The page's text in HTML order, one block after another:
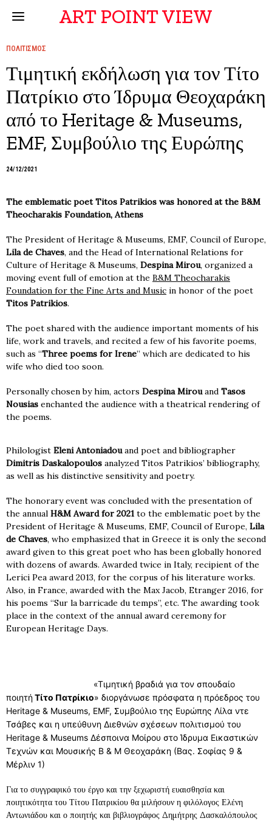
ART POINT VIEW
ΠΟΛΙΤΙΣΜΟΣ
Τιμητική εκδήλωση για τον Τίτο
Πατρίκιο στο Ίδρυμα Θεοχαράκη
από το Heritage & Museums,
EMF, Συμβούλιο της Ευρώπης
24/12/2021
The emblematic poet Titos Patrikios was honored at the B&M
Theocharakis Foundation, Athens
The President of Heritage & Museums, EMF, Council of Europe,
Lila de Chaves, and the Head of International Relations for
Culture of Heritage & Museums, Despina Mirou, organized a
moving event full of emotion at the B&M Theocharakis
Foundation for the Fine Arts and Music in honor of the poet
Titos Patrikios.
The poet shared with the audience important moments of his
life, work and travels, and recited a few of his favorite poems,
such as “Three poems for Irene” which are dedicated to his
wife who died too soon.
Personally chosen by him, actors Despina Mirouand Tasos
Nousias enchanted the audience with a theatrical rendering of
the poems.
Philologist Eleni Antoniadouand poet and bibliographer
Dimitris Daskalopoulos analyzed Titos Patrikios’ bibliography,
as well as his distinctive sensitivity and poetry.
The honorary event was concluded with the presentation of
the annual H&M Award for 2021 to the emblematic poet by the
President of Heritage & Museums, EMF, Council of Europe, Lila
de Chaves, who emphasized that in Greece it is only the second
award given to this great poet who has been globally honored
with dozens of awards. Awarded twice in Italy, recipient of the
Lerici Pea award 2013, for the corpus of his literature works.
Also, in France, awarded with the Max Jacob, Etranger 2016, for
his poems “Sur la barricade du temps”, etc. The awarding took
place in the context of the annual award ceremony for
European Heritage Days.
«Τιμητική βραδιά για τον σπουδαίο
ποιητήΤίτο Πατρίκιο» διοργάνωσε πρόσφατα η πρόεδρος του
Heritage & Museums, EMF, Συμβούλιο της Ευρώπης Λίλα ντε
Τσάβες και η υπεύθυνη Διεθνών σχέσεων πολιτισμού του
Heritage & Museums Δέσποινα Μοίρου στο Ίδρυμα Εικαστικών
Τεχνών και Μουσικής Β & Μ Θεοχαράκη (Βας. Σοφίας 9 &
Μέρλιν 1)
Για το συγγραφικό του έργο και την ξεχωριστή ευαισθησία και
ποιητικότητα του Τίτου Πατρικίου θα μιλήσουν η φιλόλογος Ελένη
Αντωνιάδου και ο ποιητής και βιβλιογράφος Δημήτρης Δασκαλόπουλος